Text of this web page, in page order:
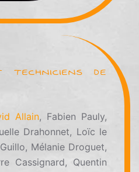
DE
Allain, Fabien Pauly,
Drahonnet, Loïc le
Mélanie Droguet,
Cassignard, Quentin